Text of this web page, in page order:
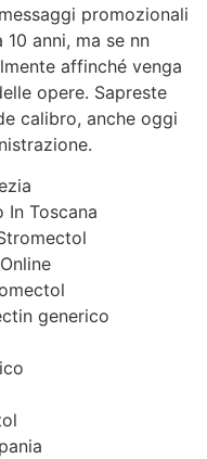
promozionali
anni, ma se nn
affinché venga
opere. Sapreste
calibro, anche oggi
In Toscana
generico